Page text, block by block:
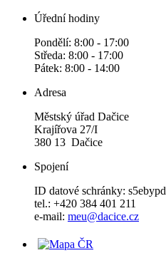
Úřední hodiny
Pondělí: 8:00 - 17:00
Středa: 8:00 - 17:00
Pátek: 8:00 - 14:00
Adresa
Městský úřad Dačice
Krajířova 27/I
380 13 Dačice
Spojení
ID datové schránky: s5ebypd
tel.: +420 384 401 211
e-mail: meu@dacice.cz